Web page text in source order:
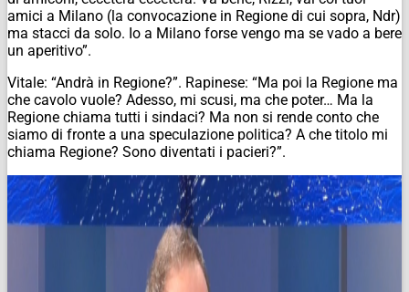
amici a Milano (la convocazione in Regione di cui sopra, Ndr)
ma stacci da solo. Io a Milano forse vengo ma se vado a bere
un aperitivo”.
Vitale: “Andrà in Regione?”. Rapinese: “Ma poi la Regione ma
che cavolo vuole? Adesso, mi scusi, ma che poter… Ma la
Regione chiama tutti i sindaci? Ma non si rende conto che
siamo di fronte a una speculazione politica? A che titolo mi
chiama Regione? Sono diventati i pacieri?”.